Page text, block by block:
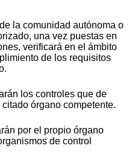
la comunidad autónoma o
una vez puestas en
verificará en el ámbito
de los requisitos
los controles que de
órgano competente.
por el propio órgano
de control